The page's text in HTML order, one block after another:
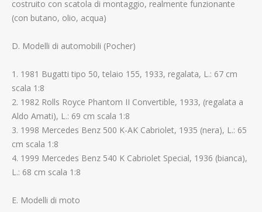
costruito con scatola di montaggio, realmente funzionante
(con butano, olio, acqua)
D. Modelli di automobili (Pocher)
1. 1981 Bugatti tipo 50, telaio 155, 1933, regalata, L.: 67 cm
scala 1:8
2. 1982 Rolls Royce Phantom II Convertible, 1933, (regalata a
Aldo Amati), L.: 69 cm scala 1:8
3. 1998 Mercedes Benz 500 K-AK Cabriolet, 1935 (nera), L.: 65
cm scala 1:8
4. 1999 Mercedes Benz 540 K Cabriolet Special, 1936 (bianca),
L.: 68 cm scala 1:8
E. Modelli di moto